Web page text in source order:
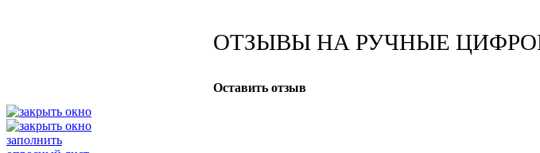
ОТЗЫВЫ НА РУЧНЫЕ
Оставить отзыв
заполнить